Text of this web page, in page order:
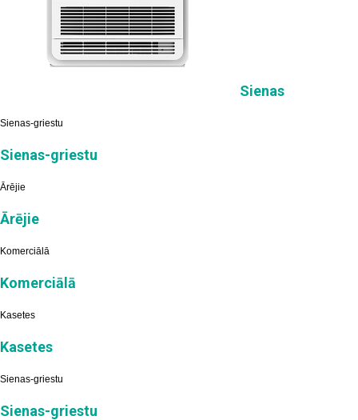
Sienas
Sienas-griestu
Sienas-griestu
Ārējie
Ārējie
Komerciālā
Komerciālā
Kasetes
Kasetes
Sienas-griestu
Sienas-griestu